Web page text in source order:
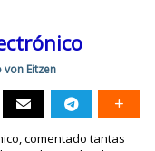
Eitzen
comentado tantas